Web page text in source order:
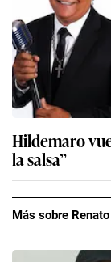
Hildemaro
la salsa”
Más sobre